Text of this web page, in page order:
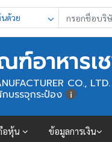
ด้วย
อาหารเ
CO., LTD.
บรรจุกระป๋อง
อหุ้น ข้อมูลการเงิน